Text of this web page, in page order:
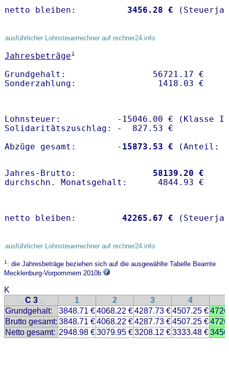
netto bleiben: 3456.28 €
ausführlicher Lohnsteuerrechner auf rechner24.info
Jahresbeträge1
Grundgehalt:                 56721.17 €
Lohnsteuer:           -15046.00 € (Klasse I)
Solidaritätszuschlag: -  827.53 €
Abzüge gesamt:        - 15873.53 €
Jahres-Brutto: 58139.20 €
netto bleiben: 42265.67 €
ausführlicher Lohnsteuerrechner auf rechner24.info
1: die Jahresbeträge beziehen sich auf die ausgewählte Tabelle Beamte
Mecklenburg-Vorpommern 2010b
K
.. C 3 .. 1 2 3 4
Grundgehalt:
3848.71 €4068.22 €4287.73 €4507.25 €
Brutto gesamt: 3848.71 €4068.22 €4287.73 €4507.25 €
Netto gesamt: 2948.98 €3079.95 €3208.12 €3333.48 €